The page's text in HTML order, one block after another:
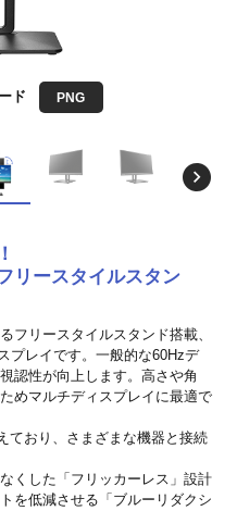
ド PNG
JPEG EPS形式
JPEG EPS形式
JPEG EPS形式
JPEG EPS形式
JPEG EPS形式
JPEG EPS形式
JPEG EPS形式
JPEG EPS形式
リースタイルスタン
フリースタイルスタンド搭載、
プレイです。一般的な60Hzデ
認性が向上します。高さや角
めマルチディスプレイに最適で
ており、さまざまな機器と接続
くした「フリッカーレス」設計
を低減させる「ブルーリダクシ